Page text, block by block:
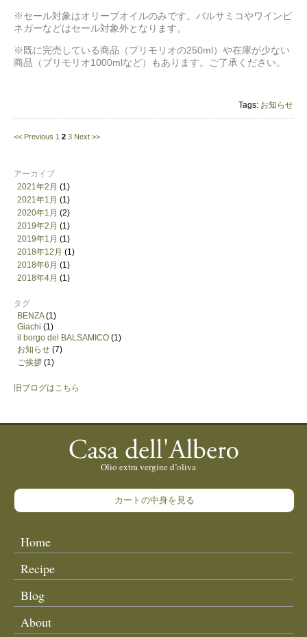
※セール対象はオリーブオイルのみです。バルサミコやワインビ
ネガーなどはセール対象外となります。
※既に完売している商品（プリモリオの250ml）や在庫が少ない
商品（プリモリオ1000mlなど）もあります。ご了承ください。
Tags: お知らせ
<< Previous 1 2 3 Next >>
アーカイブ
2021年2月 (1)
2021年1月 (1)
2020年1月 (2)
2019年2月 (1)
2019年1月 (1)
2018年12月 (1)
2018年6月 (1)
2018年4月 (1)
タグ
BENZA(1)
Giachi (1)
il borgo del BALSAMICO (1)
お知らせ (7)
ご挨拶 (1)
旧ブログはこちら
カートの中身を見る
Home
Recipe
Blog
About